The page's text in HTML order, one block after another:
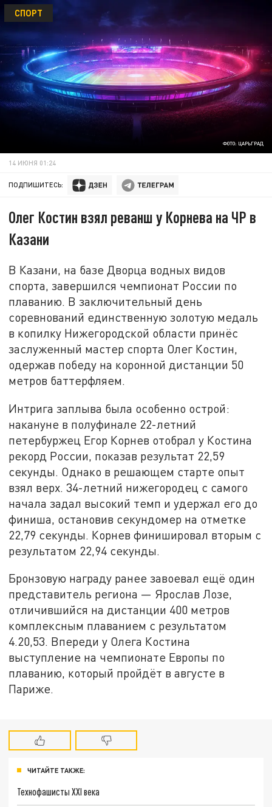
ФОТО: ЦАРЬГРАД
СПОРТ
14 ИЮНЯ 01:24
ПОДПИШИТЕСЬ:
Олег Костин взял реванш у Корнева на ЧР в
Казани
В Казани, на базе Дворца водных видов
спорта, завершился чемпионат России по
плаванию. В заключительный день
соревнований единственную золотую медаль
в копилку Нижегородской области принёс
заслуженный мастер спорта Олег Костин,
одержав победу на коронной дистанции 50
метров баттерфляем.
Интрига заплыва была особенно острой:
накануне в полуфинале 22-летний
петербуржец Егор Корнев отобрал у Костина
рекорд России, показав результат 22,59
секунды. Однако в решающем старте опыт
взял верх. 34-летний нижегородец с самого
начала задал высокий темп и удержал его до
финиша, остановив секундомер на отметке
22,79 секунды. Корнев финишировал вторым с
результатом 22,94 секунды.
Бронзовую награду ранее завоевал ещё один
представитель региона — Ярослав Лозе,
отличившийся на дистанции 400 метров
комплексным плаванием с результатом
4.20,53. Впереди у Олега Костина
выступление на чемпионате Европы по
плаванию, который пройдёт в августе в
Париже.
ЧИТАЙТЕ ТАКЖЕ:
Технофашисты XXI века